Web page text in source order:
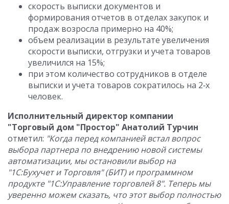
скорость выписки документов и
формирования отчетов в отделах закупок и
продаж возросла примерно на 40%;
объем реализации в результате увеличения
скорости выписки, отгрузки и учета товаров
увеличился на 15%;
при этом количество сотрудников в отделе
выписки и учета товаров сократилось на 2‑х
человек.
Исполнительный директор компании
"Торговый дом "Простор" Анатолий Турчин
отметил: "Когда перед компанией встал вопрос
выбора партнера по внедрению новой системы
автоматизации, мы остановили выбор на
"1С:Бухучет и Торговля" (БИТ) и программном
продукте "1С:Управление торговлей 8". Теперь мы
уверенно можем сказать, что этот выбор полностью